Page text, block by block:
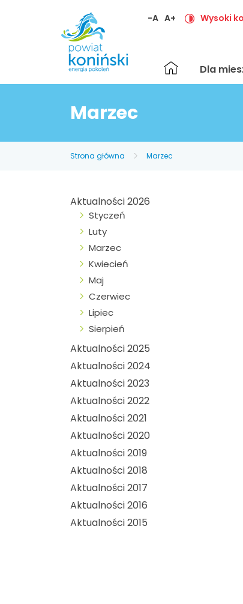
-A A+ Wysoki
główna
Dla
Marzec
Strona główna Marzec
Aktualności 2026
Styczeń
Luty
Marzec
Kwiecień
Maj
Czerwiec
Lipiec
Sierpień
Aktualności 2025
Aktualności 2024
Aktualności 2023
Aktualności 2022
Aktualności 2021
Aktualności 2020
Aktualności 2019
Aktualności 2018
Aktualności 2017
Aktualności 2016
Aktualności 2015